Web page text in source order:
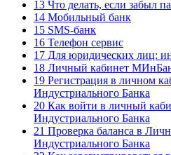
13 Что делать, если забыл
14 Мобильный банк
15 SMS-банк
16 Телефон сервис
17 Для юридических лиц:
18 Личный кабинет
19 Регистрация в личном
Индустриального Банка
20 Как войти в личный
Индустриального Банка
21 Проверка баланса в
Индустриального Банка